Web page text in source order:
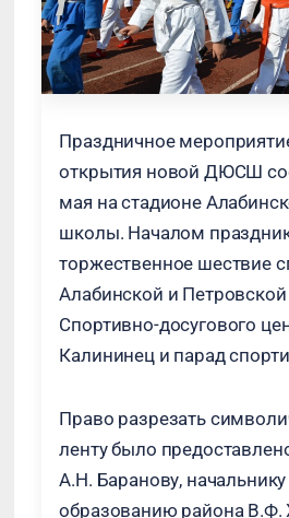
Праздничное
открытия новой ДЮСШ
мая на стадионе
школы. Началом
торжественное шествие
Алабинской и
Спортивно-досугового
Калининец и парад
Право разрезать
ленту было
А.Н. Баранову,
образованию района В.Ф.